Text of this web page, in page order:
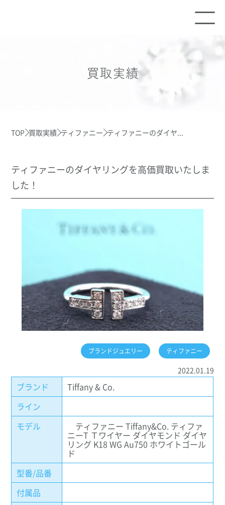
買取実績
TOP 買取実績 ティファニー ティファニーのダイヤ...
ティファニーのダイヤリングを高価買取いたしま
した！
ブランドジュエリー ティファニー
2022.01.19
ブランド
Tiffany & Co.
ライン
モデル
ティファニー Tiffany&Co. ティファ
ニーT Ｔワイヤー ダイヤモンド ダイヤ
リング K18 WG Au750 ホワイトゴール
ド
型番/品番
付属品